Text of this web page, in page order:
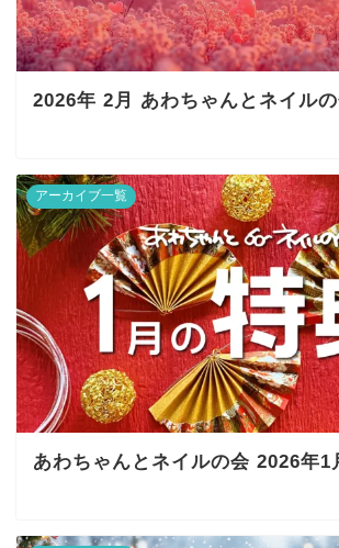
2026年 2月 あわちゃんとネイル
アーカイブ一覧
あわちゃんとネイルの会 2026年1